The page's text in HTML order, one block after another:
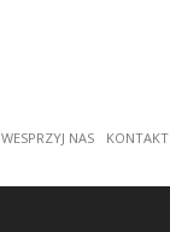
WESPRZYJ NAS KONTAKT